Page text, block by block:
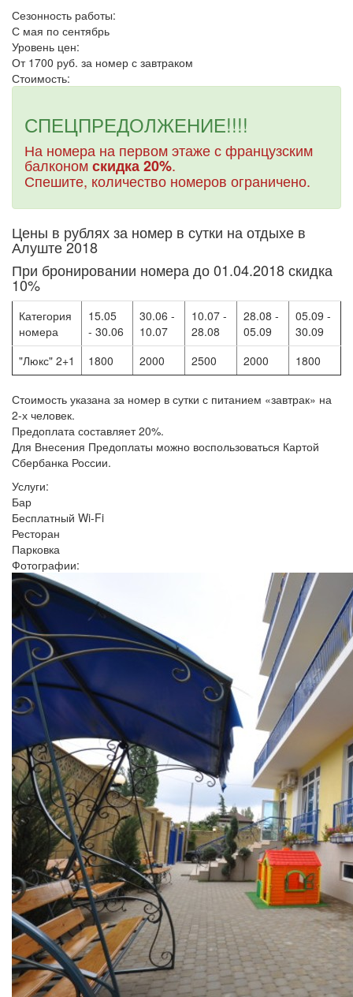
Сезонность работы:
С мая по сентябрь
Уровень цен:
От 1700 руб. за номер с завтраком
Стоимость:
СПЕЦПРЕДОЛЖЕНИЕ!!!!
На номера на первом этаже с французским
балкономскидка 20%.
Спешите, количество номеров ограничено.
Цены в рублях за номер в сутки на отдыхе в
Алуште 2018
При бронировании номера до 01.04.2018 скидка
10%
Категория
номера
15.05
- 30.06
30.06 -
10.07
10.07 -
28.08
28.08 -
05.09
05.09 -
30.09
"Люкс" 2+1
1800 2000 2500 2000 1800
Стоимость указана за номер в сутки с питанием «завтрак» на
2-х человек.
Предоплата составляет 20%.
Для Внесения Предоплаты можно воспользоваться Картой
Сбербанка России.
Услуги:
Бар
Бесплатный Wi-Fi
Ресторан
Парковка
Фотографии: